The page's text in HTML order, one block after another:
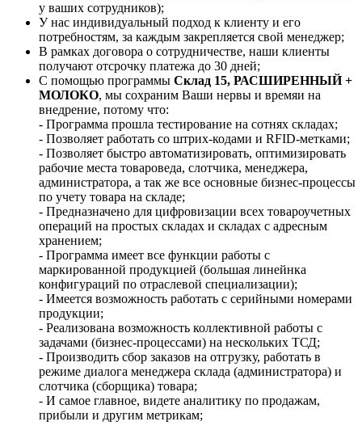
у ваших сотрудников);
У нас индивидуальный подход к клиенту и его
потребностям, за каждым закрепляется свой менеджер;
В рамках договора о сотрудничестве, наши клиенты
получают отсрочку платежа до 30 дней;
С помощью программы Склад 15, РАСШИРЕННЫЙ +
МОЛОКО, мы сохраним Ваши нервы и времяи на
внедрение, потому что:
- Программа прошла тестирование на сотнях складах;
- Позволяет работать со штрих-кодами и RFID-метками;
- Позволяет быстро автоматизировать, оптимизировать
рабочие места товароведа, слотчика, менеджера,
администратора, а так же все основные бизнес-процессы
по учету товара на складе;
- Предназначено для цифровизации всех товароучетных
операций на простых складах и складах с адресным
хранением;
- Программа имеет все функции работы с
маркированной продукцией (большая линейнка
конфигураций по отраслевой специализации);
- Имеется возможность работать с серийными номерами
продукции;
- Реализована возможность коллективной работы с
задачами (бизнес-процессами) на нескольких ТСД;
- Производить сбор заказов на отгрузку, работать в
режиме диалога менеджера склада (администратора) и
слотчика (сборщика) товара;
- И самое главное, видете аналитику по продажам,
прибыли и другим метрикам;